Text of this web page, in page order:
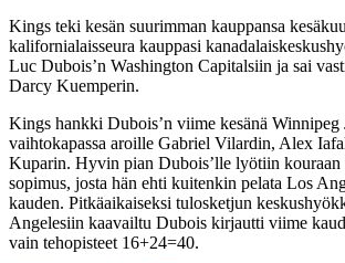
Kings teki kesän suurimman kauppansa
kalifornialaisseura kauppasi
Luc Dubois’n Washington Capitalsiin ja sai
Darcy Kuemperin.
Kings hankki Dubois’n viime kesänä Winnipeg
vaihtokapassa aroille Gabriel Vilardin, Alex
Kuparin. Hyvin pian Dubois’lle lyötiin kouraan
sopimus, josta hän ehti kuitenkin pelata Los
kauden. Pitkäaikaiseksi tulosketjun
Angelesiin kaavailtu Dubois kirjautti viime
vain tehopisteet 16+24=40.